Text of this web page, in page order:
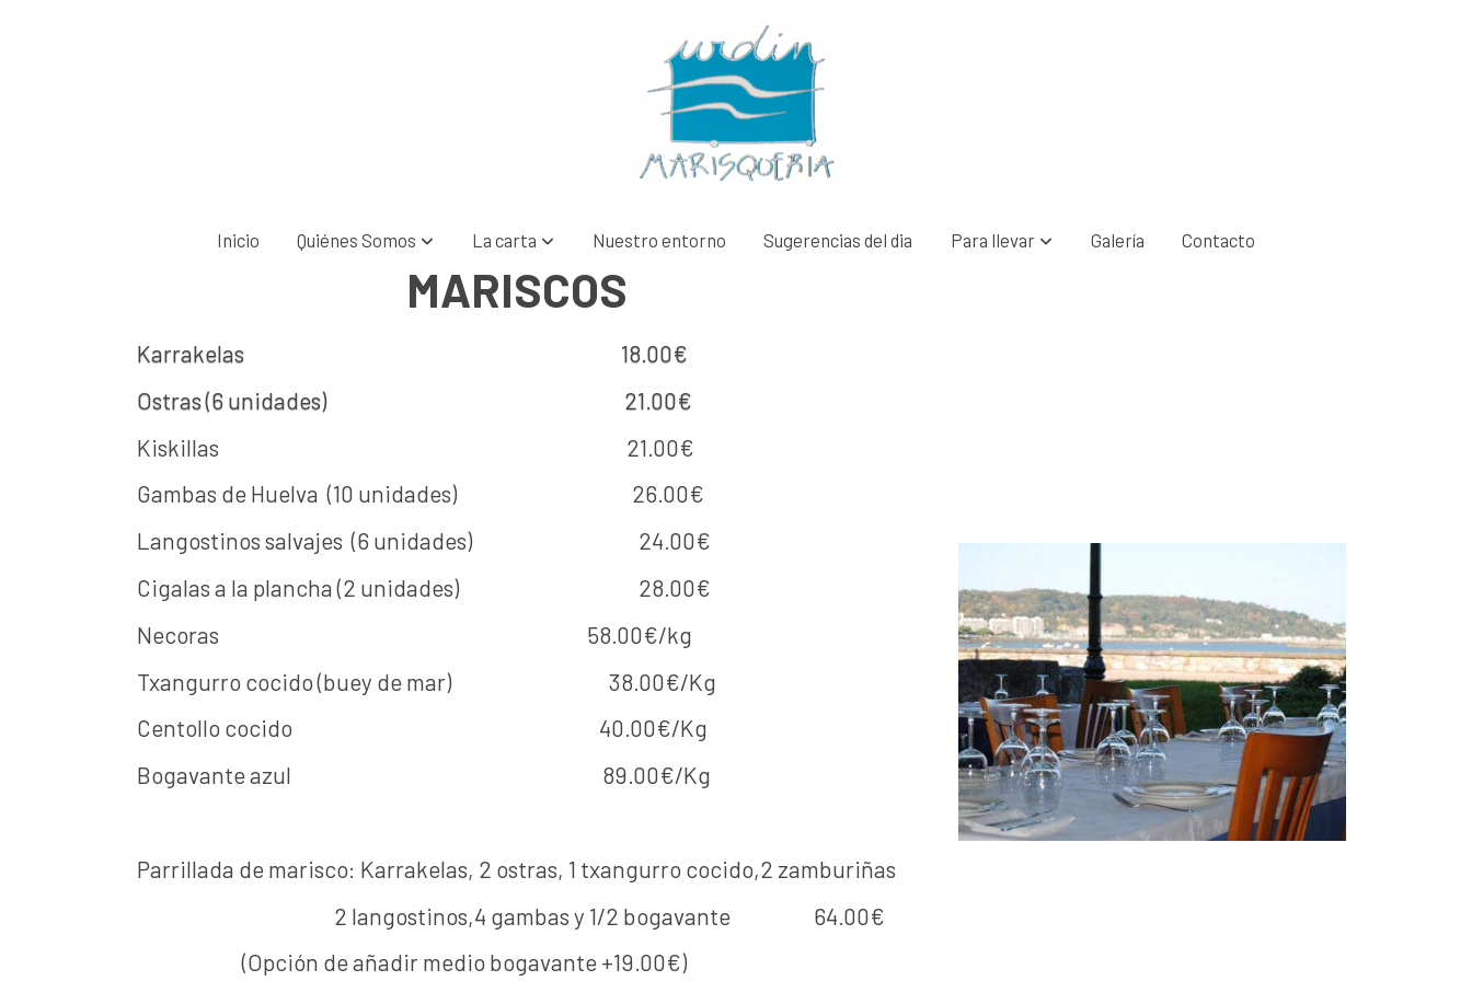
Inicio Quiénes Somos La carta Nuestro entorno Sugerencias del dia Para llevar Galería Contacto
MARISCOS
Karrakelas 18.00€
Ostras (6 unidades) 21.00€
Kiskillas 21.00€
Gambas de Huelva (10 unidades) 26.00€
Langostinos salvajes (6 unidades) 24.00€
Cigalas a la plancha (2 unidades) 28.00€
Necoras 58.00€/kg
Txangurro cocido (buey de mar) 38.00€/Kg
Centollo cocido 40.00€/Kg
Bogavante azul 89.00€/Kg
Parrillada de marisco: Karrakelas, 2 ostras, 1 txangurro cocido,2 zamburiñas
2 langostinos,4 gambas y 1/2 bogavante 64.00€
(Opción de añadir medio bogavante +19.00€)